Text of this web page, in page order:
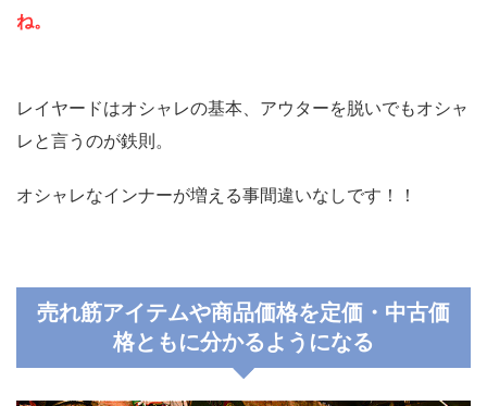
ね。
レイヤードはオシャレの基本、アウターを脱いでもオシャ
レと言うのが鉄則。
オシャレなインナーが増える事間違いなしです！！
売れ筋アイテムや商品価格を定価・中古価
格ともに分かるようになる